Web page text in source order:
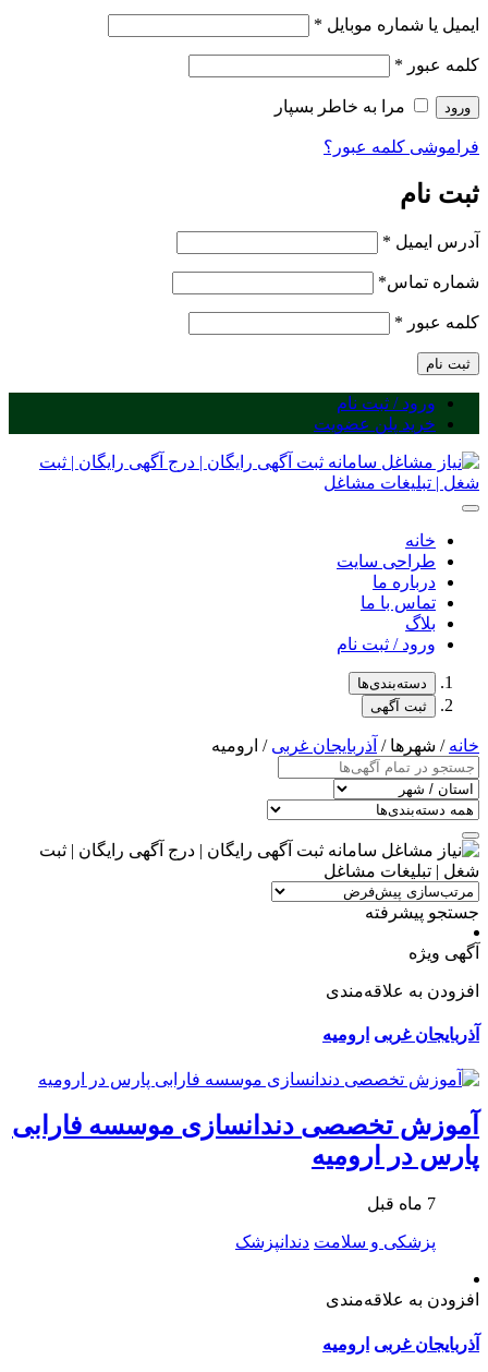
ایمیل یا شماره موبایل *
کلمه عبور *
ورود مرا به خاطر بسپار
فراموشی کلمه عبور؟
ثبت نام
آدرس ایمیل *
شماره تماس*
کلمه عبور *
ثبت نام
ورود / ثبت نام
خرید پلن عضویت
خانه
طراحی سایت
درباره ما
تماس با ما
بلاگ
ورود / ثبت نام
دسته‌بندی‌ها
ثبت آگهی
خانه / شهرها / آذربایجان غربی / ارومیه
جستجو پیشرفته
آگهی ویژه
افزودن به علاقه‌مندی
آذربایجان غربی ارومیه
آموزش تخصصی دندانسازی موسسه فارابی
پارس در ارومیه
7 ماه قبل
پزشکی و سلامت دندانپزشک
افزودن به علاقه‌مندی
آذربایجان غربی ارومیه